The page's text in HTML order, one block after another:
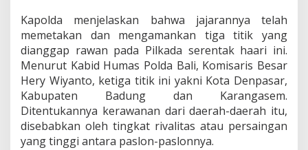
Kapolda menjelaskan bahwa jajarannya telah
memetakan dan mengamankan tiga titik yang
dianggap rawan pada Pilkada serentak haari ini.
Menurut Kabid Humas Polda Bali, Komisaris Besar
Hery Wiyanto, ketiga titik ini yakni Kota Denpasar,
Kabupaten Badung dan Karangasem.
Ditentukannya kerawanan dari daerah-daerah itu,
disebabkan oleh tingkat rivalitas atau persaingan
yang tinggi antara paslon-paslonnya.